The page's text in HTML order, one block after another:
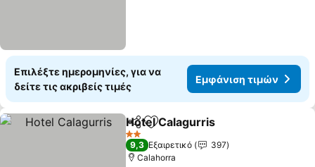
Επιλέξτε ημερομηνίες, για να
δείτε τις ακριβείς τιμές
Εμφάνιση τιμών
Κοινοποίηση
Προσθήκη στα αγαπημένα
Hotel Calagurris
2 Αστέρια
9,3 Εξαιρετικό
397
Calahorra